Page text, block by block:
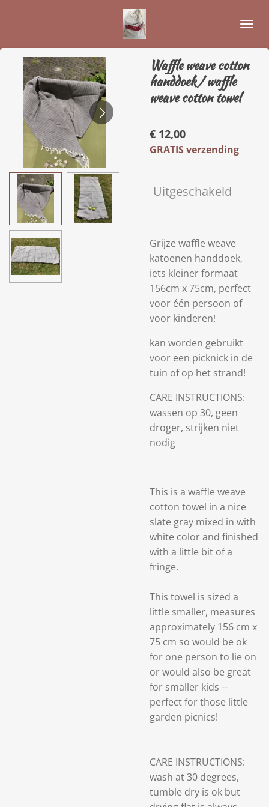
hoofdinhoud
Waffle weave cotton
handdoek/ waffle
weave cotton towel
€ 12,00
GRATIS verzending
Uitgeschakeld
Grijze waffle weave
katoenen handdoek,
iets kleiner formaat
156cm x 75cm, perfect
voor één persoon of
voor kinderen!
kan worden gebruikt
voor een picknick in de
tuin of op het strand!
CARE INSTRUCTIONS:
wassen op 30, geen
droger, strijken niet
nodig
This is a waffle weave
cotton towel in a nice
slate gray mixed in with
white color and finished
with a little bit of a
fringe.
This towel is sized a
little smaller, measures
approximately 156 cm x
75 cm so would be ok
for one person to lie on
or would also be great
for smaller kids --
perfect for those little
garden picnics!
CARE INSTRUCTIONS:
wash at 30 degrees,
tumble dry is ok but